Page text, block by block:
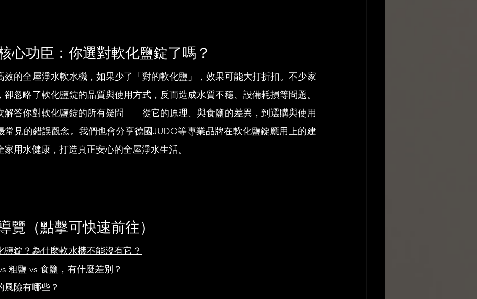
心功臣：你選對軟化鹽錠了嗎？
效的全屋淨水軟水機，如果少了「對的軟化鹽」，效果可能大打折扣。不少家
卻忽略了軟化鹽錠的品質與使用方式，反而造成水質不穩、設備耗損等問題。
解答你對軟化鹽錠的所有疑問——從它的原理、與食鹽的差異，到選購與使用
常見的錯誤觀念。我們也會分享德國JUDO等專業品牌在軟化鹽錠應用上的建
用水健康，打造真正安心的全屋淨水生活。
覽（點擊可快速前往）
鹽錠？為什麼軟水機不能沒有它？
粗鹽 vs 食鹽，有什麼差別？
風險有哪些？